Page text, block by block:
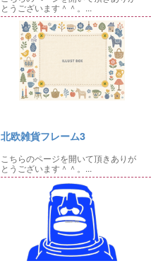
とうございます＾＾。...
北欧雑貨フレーム3
こちらのページを開いて頂きありが
とうございます＾＾。...